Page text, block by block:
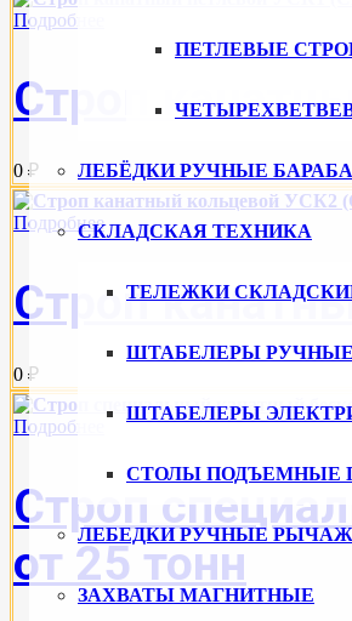
ПЕТЛЕВЫЕ
ЛЕБЁДКИ РУЧНЫЕ
СКЛАДСКАЯ ТЕХНИКА
ТЕЛЕЖКИ
ШТАБЕЛЕРЫ
ШТАБЕЛЕРЫ
СТОЛЫ ПОДЪЕМНЫЕ
ЛЕБЕДКИ РУЧНЫЕ
ЗАХВАТЫ МАГНИТНЫЕ
Подробнее
Строп
0 ₽
Подробнее
Строп
0 ₽
Подробнее
Строп
от 25 тонн